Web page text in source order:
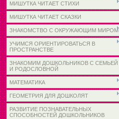
МИШУТКА ЧИТАЕТ СТИХИ
МИШУТКА ЧИТАЕТ СКАЗКИ
ЗНАКОМСТВО С ОКРУЖАЮЩИМ МИРОМ
УЧИМСЯ ОРИЕНТИРОВАТЬСЯ В
ПРОСТРАНСТВЕ
ЗНАКОМИМ ДОШКОЛЬНИКОВ С СЕМЬЕЙ
И РОДОСЛОВНОЙ
МАТЕМАТИКА
ГЕОМЕТРИЯ ДЛЯ ДОШКОЛЯТ
РАЗВИТИЕ ПОЗНАВАТЕЛЬНЫХ
СПОСОБНОСТЕЙ ДОШКОЛЬНИКОВ